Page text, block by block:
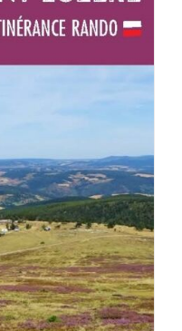
DÉTAILS